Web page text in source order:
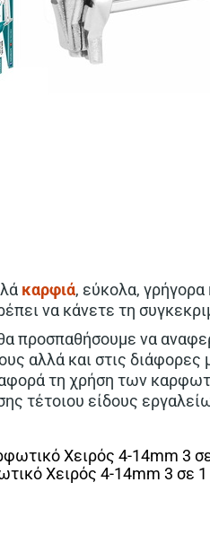
καρφιά, εύκολα, γρήγορα
να κάνετε τη
προσπαθήσουμε να
αλλά και στις
τη χρήση των
τέτοιου είδους
Χειρός 4-14mm 3 σε 1